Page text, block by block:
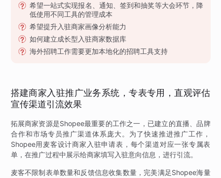
希望一站式实现报名、通知、签到和抽奖等大会环节，降
低使用不同工具的管理成本
希望提升入驻商家画像分析能力
如何建立成长型入驻商家数据库
海外招聘工作需要更加本地化的招聘工具支持
搭建商家入驻推广业务系统，专表专用，直观评估
宣传渠道引流效果
拓展商家资源是Shopee最重要的工作之一，已建立的直播、品牌
合作和市场专员推广渠道体系庞大。为了快速推进推广工作，
Shopee用麦客设计商家入驻申请表，每个渠道对应一张专属表
单，在推广过程中展示给商家填写入驻意向信息，进行引流。
麦客不限制表单数量和反馈信息收集数量，完美满足Shopee海量